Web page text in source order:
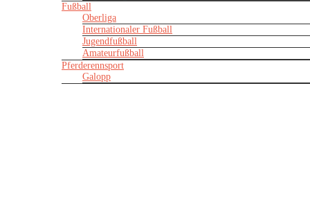
Fußball
Oberliga
Internationaler Fußball
Jugendfußball
Amateurfußball
Pferderennsport
Galopp